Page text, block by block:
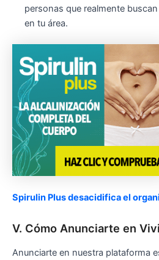
personas que realmente
en tu área.
Spirulin Plus desacidifica el
V. Cómo Anunciarte en
Anunciarte en nuestra plataforma